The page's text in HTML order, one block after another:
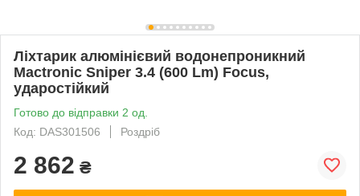
Ліхтарик алюмінієвий водонепроникний
Mactronic Sniper 3.4 (600 Lm) Focus,
ударостійкий
Готово до відправки 2 од.
Код: DAS301506
Роздріб
2 862 ₴